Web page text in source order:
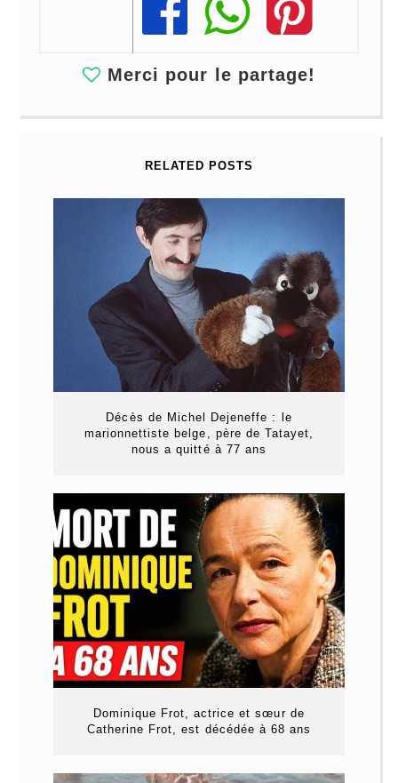
Share
Share
Share
Merci pour le partage!
RELATED POSTS
Décès de Michel Dejeneffe : le
marionnettiste belge, père de Tatayet,
nous a quitté à 77 ans
Dominique Frot, actrice et sœur de
Catherine Frot, est décédée à 68 ans